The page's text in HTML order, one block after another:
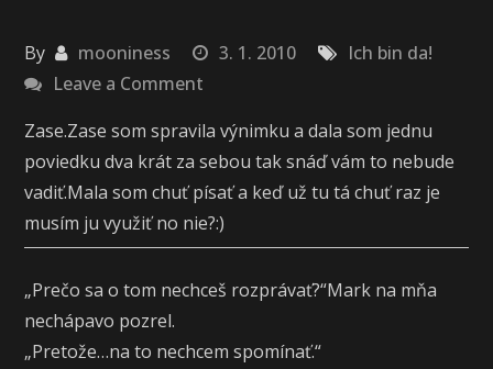
By mooniness 3. 1. 2010
Ich bin da!
Leave a Comment
za
mojou
stenou(3.časť)
Zase.Zase som spravila výnimku a dala som jednu
poviedku dva krát za sebou tak snáď vám to nebude
vadiť.Mala som chuť písať a keď už tu tá chuť raz je
musím ju využiť no nie?:)
„Prečo sa o tom nechceš rozprávať?“Mark na mňa
nechápavo pozrel.
„Pretože…na to nechcem spomínať.“